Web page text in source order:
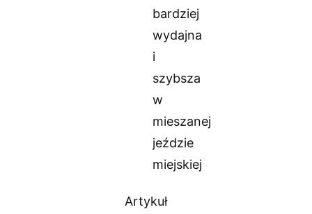
bardziej
wydajna
i
szybsza
w
mieszanej
jeździe
miejskiej
Artykuł